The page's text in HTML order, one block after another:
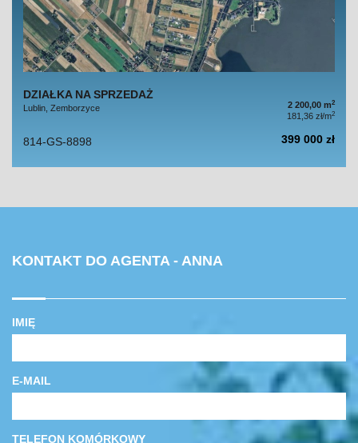
DZIAŁKA NA SPRZEDAŻ
Lublin, Zemborzyce 2 200,00 m2
181,36 zł/m2
814-GS-8898 399 000 zł
KONTAKT DO AGENTA - ANNA
IMIĘ
E-MAIL
TELEFON KOMÓRKOWY